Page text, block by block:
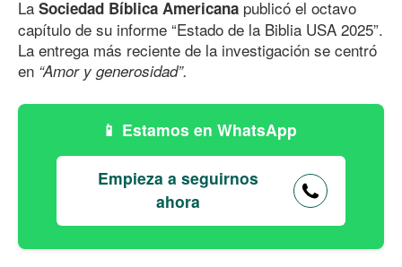
La Sociedad Bíblica Americana publicó el octavo
capítulo de su informe “Estado de la Biblia USA 2025”.
La entrega más reciente de la investigación se centró
en “Amor y generosidad”.
Estamos en WhatsApp
Empieza a seguirnos
ahora